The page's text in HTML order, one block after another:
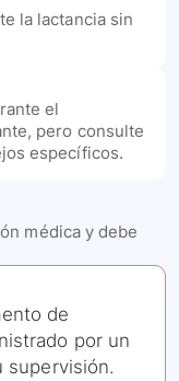
la lactancia sin
el
pero consulte
específicos.
médica y debe
de
por un
supervisión.